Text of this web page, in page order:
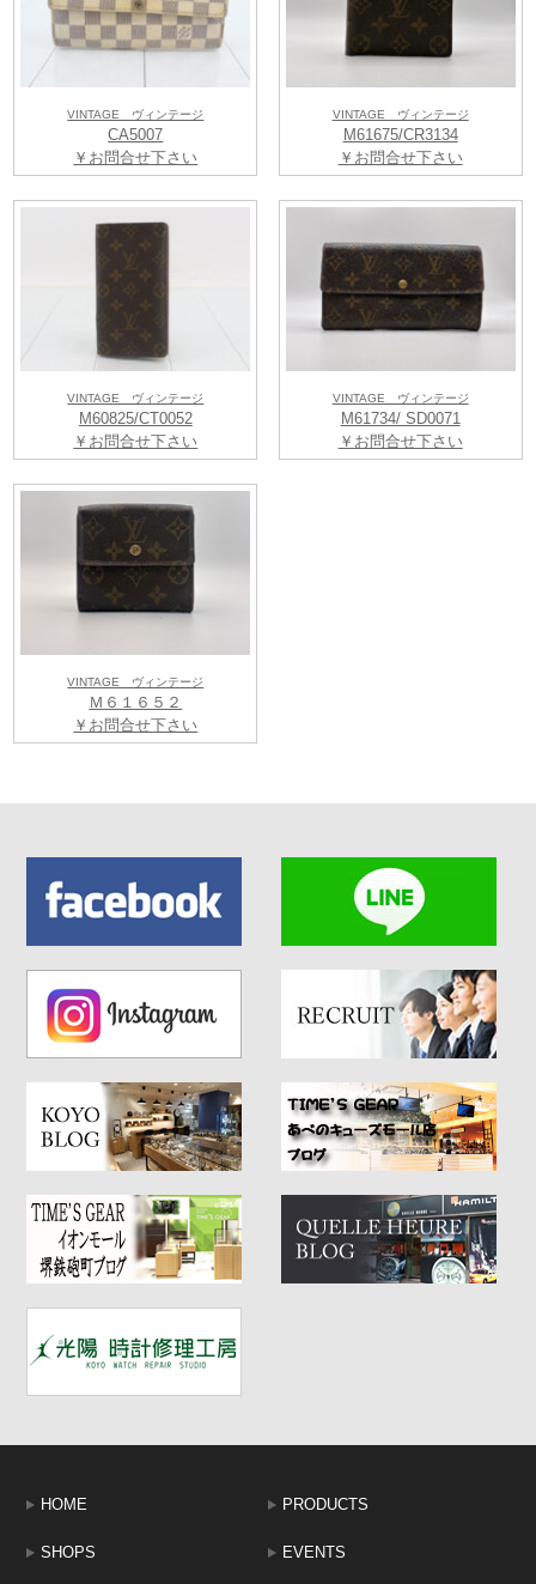
VINTAGE ヴィンテージ
CA5007
￥お問合せ下さい
VINTAGE ヴィンテージ
M61675/CR3134
￥お問合せ下さい
VINTAGE ヴィンテージ
M60825/CT0052
￥お問合せ下さい
VINTAGE ヴィンテージ
M61734/ SD0071
￥お問合せ下さい
VINTAGE ヴィンテージ
Ｍ６１６５２
￥お問合せ下さい
HOME PRODUCTS
SHOPS EVENTS